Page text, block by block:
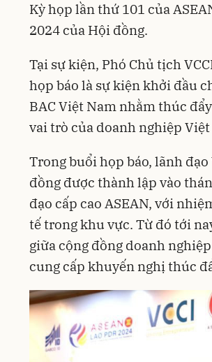
Kỳ họp lần thứ 101 của
2024 của Hội đồng.
Tại sự kiện, Phó Chủ tịch
họp báo là sự kiện khởi đầu
BAC Việt Nam nhằm thúc
vai trò của doanh nghiệp
Trong buổi họp báo, lãnh đạo
đồng được thành lập vào
đạo cấp cao ASEAN, với
tế trong khu vực. Từ đó tới
giữa cộng đồng doanh
cung cấp khuyến nghị thúc